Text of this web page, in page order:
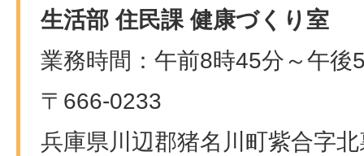
生活部 住民課 健康づくり室
業務時間：午前8時45分～午後
〒666-0233
兵庫県川辺郡猪名川町紫合字